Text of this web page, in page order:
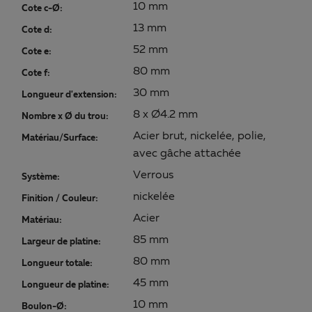
Cote c-Ø: 10 mm
Cote d: 13 mm
Cote e: 52 mm
Cote f: 80 mm
Longueur d'extension: 30 mm
Nombre x Ø du trou: 8 x Ø4.2 mm
Matériau/Surface:
Acier brut, nickelée, polie,
avec gâche attachée
Système: Verrous
Finition / Couleur: nickelée
Matériau: Acier
Largeur de platine: 85 mm
Longueur totale: 80 mm
Longueur de platine: 45 mm
Boulon-Ø: 10 mm